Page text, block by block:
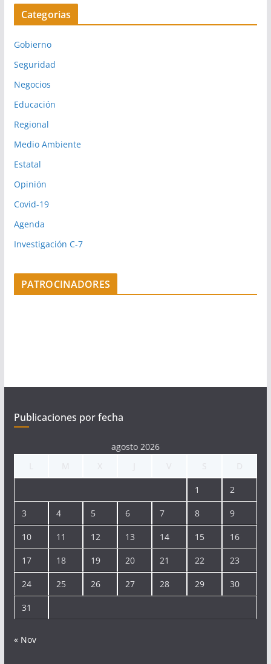
Categorias
Gobierno
Seguridad
Negocios
Educación
Regional
Medio Ambiente
Estatal
Opinión
Covid-19
Agenda
Investigación C-7
PATROCINADORES
Publicaciones por fecha
agosto 2026
1 2
3 4 5 6 7 8 9
10 11 12 13 14 15 16
17 18 19 20 21 22 23
24 25 26 27 28 29 30
31
« Nov